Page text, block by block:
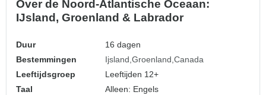
Over de Noord-Atlantische Oceaan:
IJsland, Groenland & Labrador
Duur
16 dagen
Bestemmingen
Ijsland Groenland Canada
Leeftijdsgroep
Leeftijden 12+
Taal
Alleen: Engels